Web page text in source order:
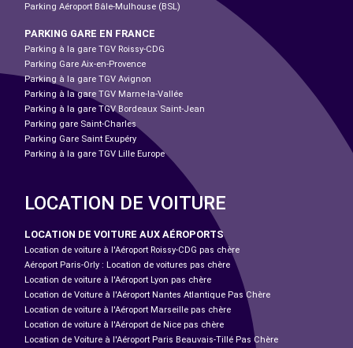
Parking Aéroport Bâle-Mulhouse (BSL)
PARKING GARE EN FRANCE
Parking à la gare TGV Roissy-CDG
Parking Gare Aix-en-Provence
Parking à la gare TGV Avignon
Parking à la gare TGV Marne-la-Vallée
Parking à la gare TGV Bordeaux Saint-Jean
Parking gare Saint-Charles
Parking Gare Saint Exupéry
Parking à la gare TGV Lille Europe
LOCATION DE VOITURE
LOCATION DE VOITURE AUX AÉROPORTS
Location de voiture à l'Aéroport Roissy-CDG pas chère
Aéroport Paris-Orly : Location de voitures pas chère
Location de voiture à l'Aéroport Lyon pas chère
Location de Voiture à l'Aéroport Nantes Atlantique Pas Chère
Location de voiture à l'Aéroport Marseille pas chère
Location de voiture à l'Aéroport de Nice pas chère
Location de Voiture à l'Aéroport Paris Beauvais-Tillé Pas Chère